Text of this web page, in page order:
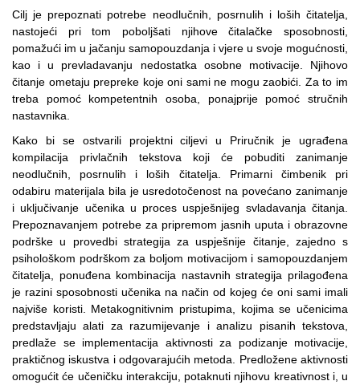
Cilj je prepoznati potrebe neodlučnih, posrnulih i loših čitatelja,
nastojeći pri tom poboljšati njihove čitalačke sposobnosti,
pomažući im u jačanju samopouzdanja i vjere u svoje mogućnosti,
kao i u prevladavanju nedostatka osobne motivacije. Njihovo
čitanje ometaju prepreke koje oni sami ne mogu zaobići. Za to im
treba pomoć kompetentnih osoba, ponajprije pomoć stručnih
nastavnika.
Kako bi se ostvarili projektni ciljevi u Priručnik je ugrađena
kompilacija privlačnih tekstova koji će pobuditi zanimanje
neodlučnih, posrnulih i loših čitatelja. Primarni čimbenik pri
odabiru materijala bila je usredotočenost na povećano zanimanje
i uključivanje učenika u proces uspješnijeg svladavanja čitanja.
Prepoznavanjem potrebe za pripremom jasnih uputa i obrazovne
podrške u provedbi strategija za uspješnije čitanje, zajedno s
psihološkom podrškom za boljom motivacijom i samopouzdanjem
čitatelja, ponuđena kombinacija nastavnih strategija prilagođena
je razini sposobnosti učenika na način od kojeg će oni sami imali
najviše koristi. Metakognitivnim pristupima, kojima se učenicima
predstavljaju alati za razumijevanje i analizu pisanih tekstova,
predlaže se implementacija aktivnosti za podizanje motivacije,
praktičnog iskustva i odgovarajućih metoda. Predložene aktivnosti
omogućit će učeničku interakciju, potaknuti njihovu kreativnost i, u